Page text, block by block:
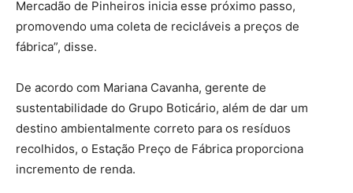
Mercadão de Pinheiros inicia esse próximo passo,
promovendo uma coleta de recicláveis a preços de
fábrica”, disse.
De acordo com Mariana Cavanha, gerente de
sustentabilidade do Grupo Boticário, além de dar um
destino ambientalmente correto para os resíduos
recolhidos, o Estação Preço de Fábrica proporciona
incremento de renda.